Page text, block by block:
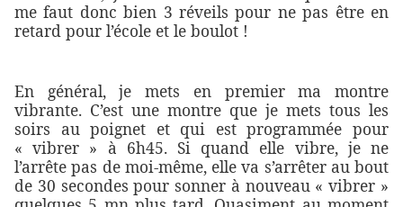
me faut donc bien 3 réveils pour ne pas être en
retard pour l’école et le boulot !
En général, je mets en premier ma montre
vibrante. C’est une montre que je mets tous les
soirs au poignet et qui est programmée pour
« vibrer » à 6h45. Si quand elle vibre, je ne
l’arrête pas de moi-même, elle va s’arrêter au bout
de 30 secondes pour sonner à nouveau « vibrer »